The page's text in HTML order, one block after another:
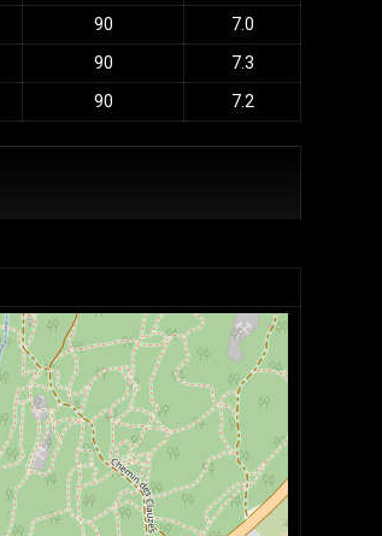
90
7.0
90
7.3
90 7.2